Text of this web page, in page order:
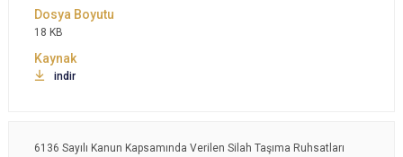
18 KB
indir
6136 Sayılı Kanun Kapsamında Verilen Silah Taşıma Ruhsatları